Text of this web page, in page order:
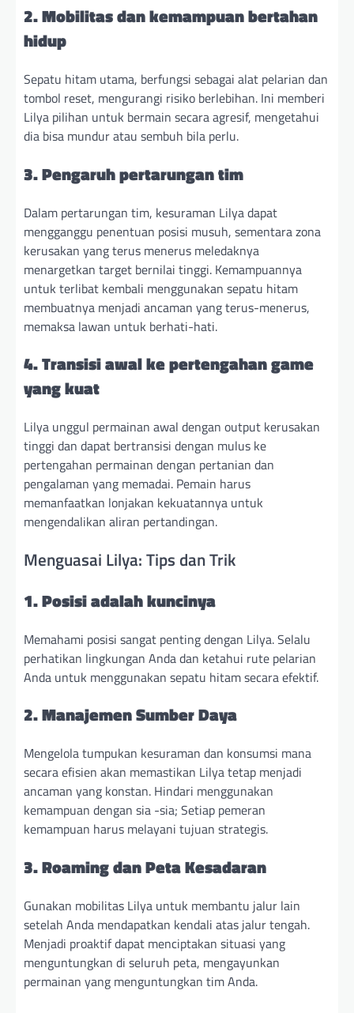
2. Mobilitas dan kemampuan bertahan
hidup
Sepatu hitam utama, berfungsi sebagai alat pelarian dan
tombol reset, mengurangi risiko berlebihan. Ini memberi
Lilya pilihan untuk bermain secara agresif, mengetahui
dia bisa mundur atau sembuh bila perlu.
3. Pengaruh pertarungan tim
Dalam pertarungan tim, kesuraman Lilya dapat
mengganggu penentuan posisi musuh, sementara zona
kerusakan yang terus menerus meledaknya
menargetkan target bernilai tinggi. Kemampuannya
untuk terlibat kembali menggunakan sepatu hitam
membuatnya menjadi ancaman yang terus-menerus,
memaksa lawan untuk berhati-hati.
4. Transisi awal ke pertengahan game
yang kuat
Lilya unggul permainan awal dengan output kerusakan
tinggi dan dapat bertransisi dengan mulus ke
pertengahan permainan dengan pertanian dan
pengalaman yang memadai. Pemain harus
memanfaatkan lonjakan kekuatannya untuk
mengendalikan aliran pertandingan.
Menguasai Lilya: Tips dan Trik
1. Posisi adalah kuncinya
Memahami posisi sangat penting dengan Lilya. Selalu
perhatikan lingkungan Anda dan ketahui rute pelarian
Anda untuk menggunakan sepatu hitam secara efektif.
2. Manajemen Sumber Daya
Mengelola tumpukan kesuraman dan konsumsi mana
secara efisien akan memastikan Lilya tetap menjadi
ancaman yang konstan. Hindari menggunakan
kemampuan dengan sia -sia; Setiap pemeran
kemampuan harus melayani tujuan strategis.
3. Roaming dan Peta Kesadaran
Gunakan mobilitas Lilya untuk membantu jalur lain
setelah Anda mendapatkan kendali atas jalur tengah.
Menjadi proaktif dapat menciptakan situasi yang
menguntungkan di seluruh peta, mengayunkan
permainan yang menguntungkan tim Anda.